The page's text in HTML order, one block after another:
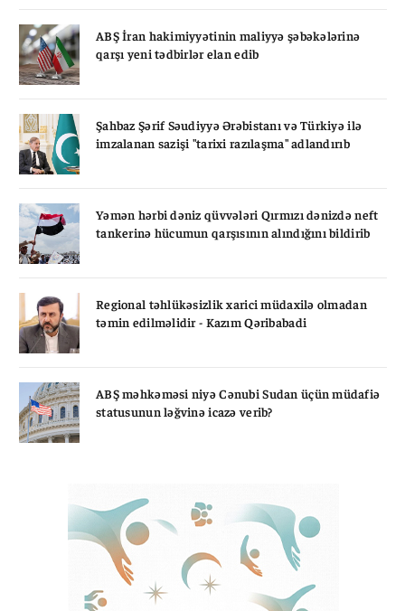
ABŞ İran hakimiyyətinin maliyyə şəbəkələrinə
qarşı yeni tədbirlər elan edib
Şahbaz Şərif Səudiyyə Ərəbistanı və Türkiyə ilə
imzalanan sazişi "tarixi razılaşma" adlandırıb
Yəmən hərbi dəniz qüvvələri Qırmızı dənizdə neft
tankerinə hücumun qarşısının alındığını bildirib
Regional təhlükəsizlik xarici müdaxilə olmadan
təmin edilməlidir - Kazım Qəribabadi
ABŞ məhkəməsi niyə Cənubi Sudan üçün müdafiə
statusunun ləğvinə icazə verib?